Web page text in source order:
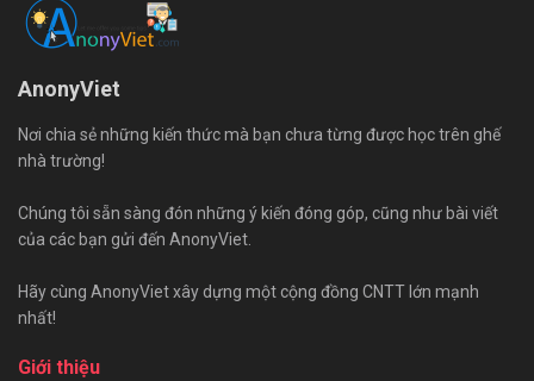
AnonyViet
Nơi chia sẻ những kiến thức mà bạn chưa từng được học trên ghế
nhà trường!
Chúng tôi sẵn sàng đón những ý kiến đóng góp, cũng như bài viết
của các bạn gửi đến AnonyViet.
Hãy cùng AnonyViet xây dựng một cộng đồng CNTT lớn mạnh
nhất!
Giới thiệu